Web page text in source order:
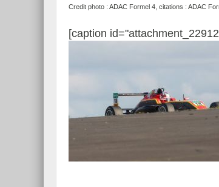
Credit photo : ADAC Formel 4, citations : ADAC
[caption